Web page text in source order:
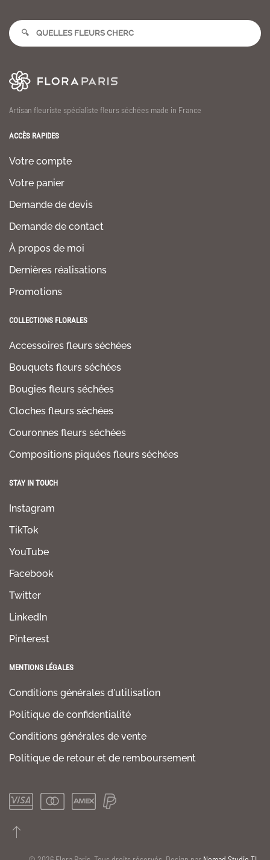
Artisan fleuriste spécialiste fleurs séchées made in France
ACCÈS RAPIDES
Votre compte
Votre panier
Demande de devis
Demande de contact
À propos de moi
Dernières réalisations
Promotions
COLLECTIONS FLORALES
Accessoires fleurs séchées
Bouquets fleurs séchées
Bougies fleurs séchées
Cloches fleurs séchées
Couronnes fleurs séchées
Compositions piquées fleurs séchées
STAY IN TOUCH
Instagram
TikTok
YouTube
Facebook
Twitter
LinkedIn
Pinterest
MENTIONS LÉGALES
Conditions générales d'utilisation
Politique de confidentialité
Conditions générales de vente
Politique de retour et de remboursement